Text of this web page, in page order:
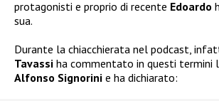
protagonisti e proprio di recente Edoardo
sua.
Durante la chiacchierata nel podcast,
Tavassi ha commentato in questi termini
Alfonso Signorini e ha dichiarato: